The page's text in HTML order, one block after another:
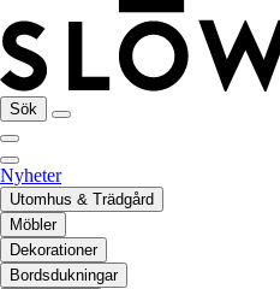
Sök
Nyheter
Utomhus & Trädgård
Möbler
Dekorationer
Bordsdukningar